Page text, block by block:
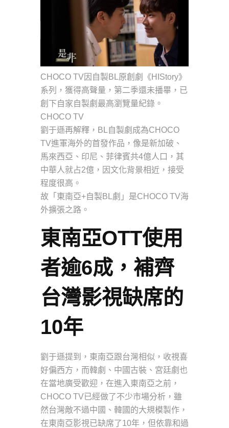
CHOCO TV因自製BL原創劇《HIStory》
系列，獲得高聲量，第二季還未播畢，已
創下自家自製劇最高瀏覽量紀錄。
CHOCO TV
劉于遜再解釋，BL自製劇成為CHOCO
TV進軍海外的首發作品，像是新加破、
馬來西亞、印尼、菲律賓共4億人口，其
中華人就占2億，因文化背景相近，接受
程度很高。
故「東南亞+自製BL劇」是CHOCO TV海
外擴張之路。
東南亞OTT使用
者逾6成，補齊
台灣影視缺席的
10年
劉于遜提到，東南亞跟台灣相似，收視喜
好偏西方，而韓劇、中國古裝、宮廷劇也
在當地廣受歡迎，在進入東南亞之前，
CHOCO TV已經做了不少市場分析，雖
然台灣敵不過中國、韓國的大規模製作，
在東南亞影視已缺席了10年，但依靠和過